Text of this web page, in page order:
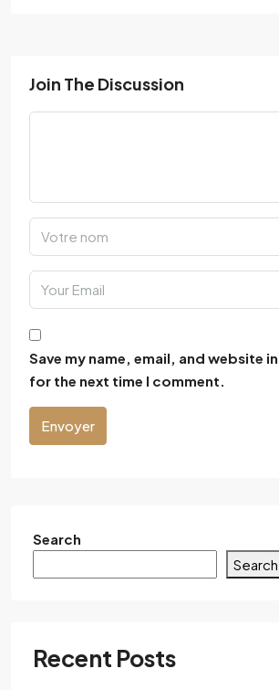
Join The Discussion
Save my name, email, and website
for the next time I comment.
Envoyer
Search
Search
Recent Posts